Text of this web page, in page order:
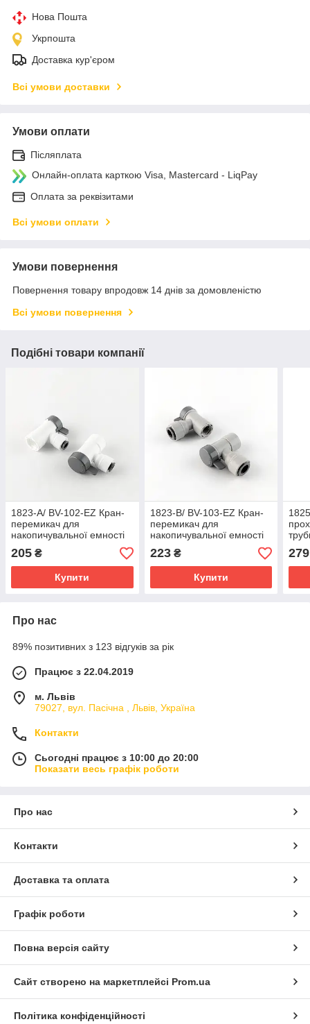
Нова Пошта
Укрпошта
Доставка кур'єром
Всі умови доставки
Умови оплати
Післяплата
Онлайн-оплата карткою Visa, Mastercard - LiqPay
Оплата за реквізитами
Всі умови оплати
Умови повернення
Повернення товару впродовж 14 днів за домовленістю
Всі умови повернення
Подібні товари компанії
1823-А/ BV-102-EZ Кран-
перемикач для
накопичувальної емності
(трубка 1/4 - різьба
внутрішня 1/4)
205 ₴
Купити
1823-B/ BV-103-EZ Кран-
перемикач для
накопичувальної емності
(трубка 3/8 - різьба
внутрішня 1/4)
223₴
Купити
279
Про нас
89% позитивних з 123 відгуків за рік
Працює з 22.04.2019
м. Львів
79027, вул. Пасічна , Львів, Україна
Контакти
Сьогодні працює з 10:00 до 20:00
Показати весь графік роботи
Про нас
Контакти
Доставка та оплата
Графік роботи
Повна версія сайту
Сайт створено на маркетплейсі Prom.ua
Політика конфіденційності